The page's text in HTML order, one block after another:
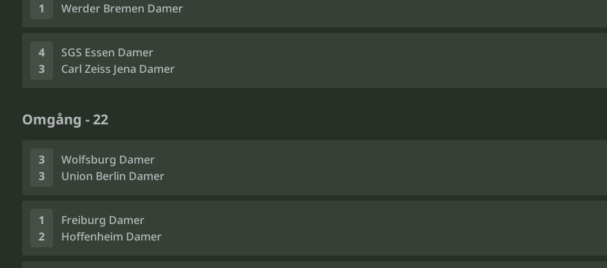
1
Werder Bremen Damer
4
3
SGS Essen Damer
Carl Zeiss Jena Damer
Omgång - 22
3
3
Wolfsburg Damer
Union Berlin Damer
1
2
Freiburg Damer
Hoffenheim Damer